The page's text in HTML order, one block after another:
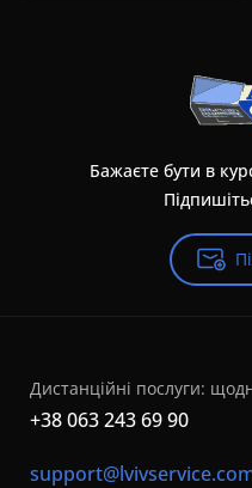
Бажаєте бути в
Дистанційні послуги:
+38 063 243 69 90